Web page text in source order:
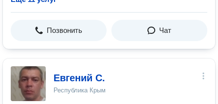
Позвонить Чат
Евгений С.
Республика Крым